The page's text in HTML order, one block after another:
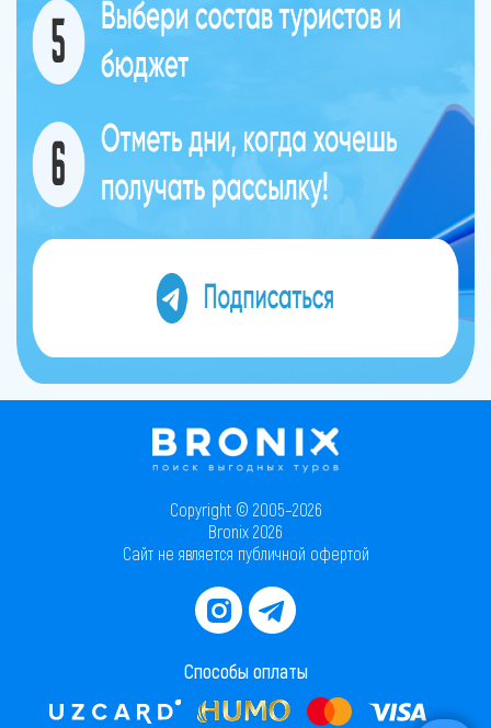
Copyright © 2005–2026
Bronix 2026
Сайт не является публичной офертой
Способы оплаты